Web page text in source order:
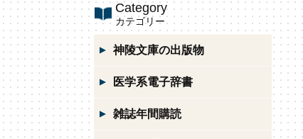
Category
カテゴリー
神陵文庫の出版物
医学系電子辞書
雑誌年間購読